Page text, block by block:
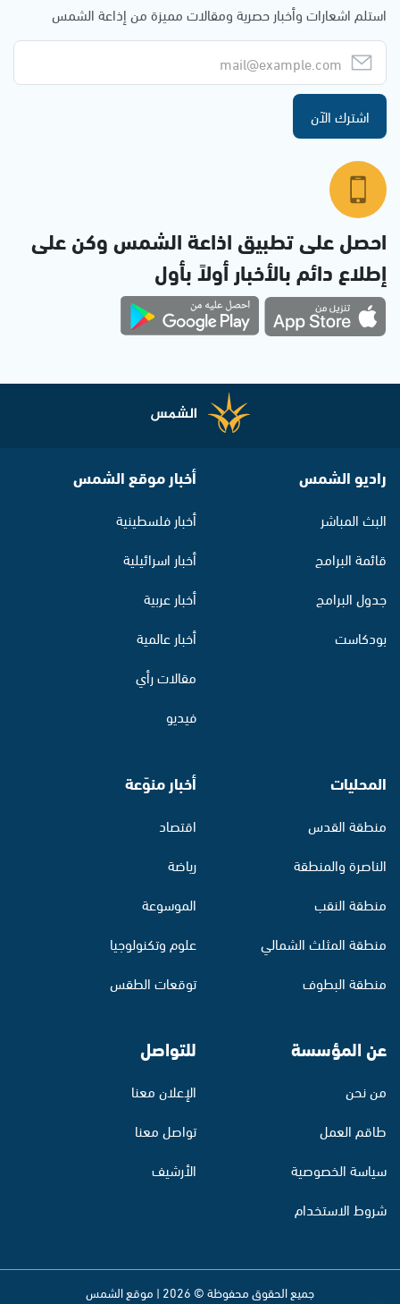
استلم اشعارات وأخبار حصرية ومقالات مميزة من إذاعة الشمس
اشترك الآن
احصل على تطبيق اذاعة الشمس وكن على
إطلاع دائم بالأخبار أولاً بأول
راديو الشمس
البث المباشر
قائمة البرامج
جدول البرامج
بودكاست
أخبار موقع الشمس
أخبار فلسطينية
أخبار اسرائيلية
أخبار عربية
أخبار عالمية
مقالات رأي
فيديو
المحليات
منطقة القدس
الناصرة والمنطقة
منطقة النقب
منطقة المثلث الشمالي
منطقة البطوف
أخبار منوّعة
اقتصاد
رياضة
الموسوعة
علوم وتكنولوجيا
توقعات الطقس
عن المؤسسة
من نحن
طاقم العمل
سياسة الخصوصية
شروط الاستخدام
للتواصل
الإعلان معنا
تواصل معنا
الأرشيف
جميع الحقوق محفوظة © 2026 | موقع الشمس